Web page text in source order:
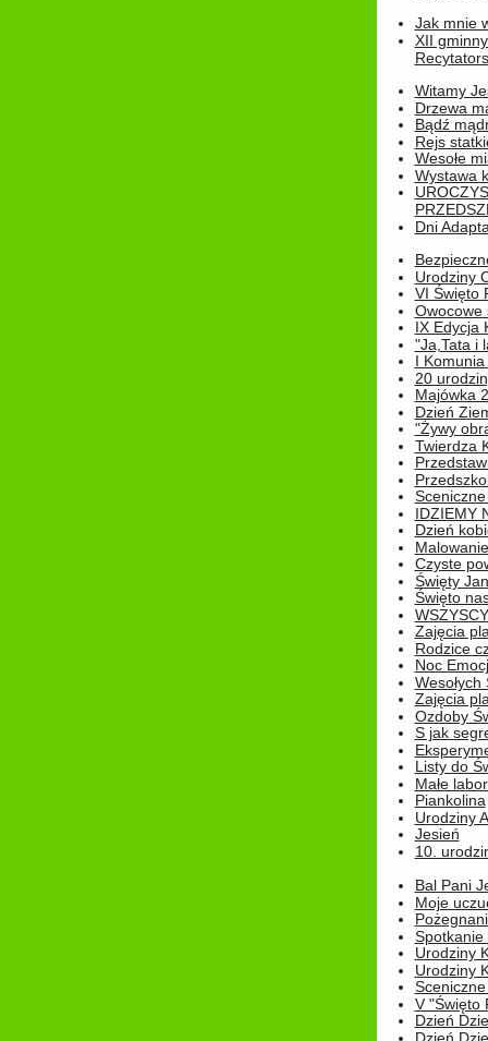
Jak mnie
XII
Witamy
Drzewa
Bądź
Rejs
Wesołe
Wystawa
Dni
Urodziny
VI Święto
Owocowe
IX Edycja
"Ja,Tata i
I
20
Majówka
Dzień
"Żywy
Twierdza
IDZIEMY
Dzień
Czyste
Święty
Święto
Zajęcia
Rodzice
Noc
Wesołych
Zajęcia
Ozdoby
S jak
Listy do
Małe
Piankolina
Urodziny
Jesień
10.
Bal Pani
Moje
Spotkanie
Urodziny
Urodziny
V "Święto
Dzień